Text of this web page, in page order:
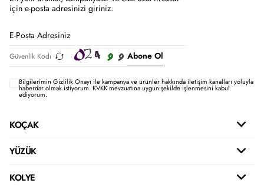
için e-posta adresinizi giriniz.
Abone Ol
Bilgilerimin Gizlilik Onayı ile kampanya ve ürünler hakkında iletişim kanalları yoluyla
haberdar olmak istiyorum.KVKK mevzuatına uygun şekilde işlenmesini kabul
ediyorum.
KOÇAK
YÜZÜK
KOLYE